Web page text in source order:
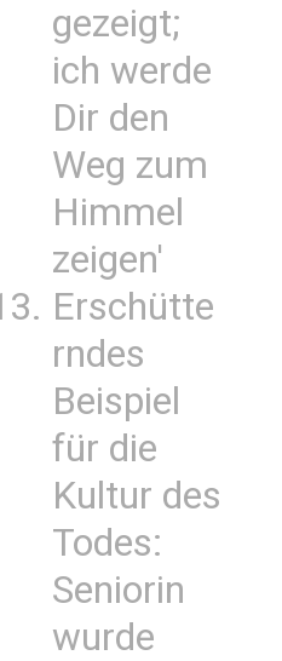
gezeigt;
ich werde
Dir den
Weg zum
Himmel
zeigen'
Erschütte
rndes
Beispiel
für die
Kultur des
Todes:
Seniorin
wurde